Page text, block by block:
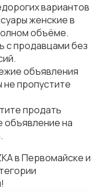
вариантов
женские в
объёме.
с продавцами без
объявления
пропустите
продать
объявление на
в Первомайске и